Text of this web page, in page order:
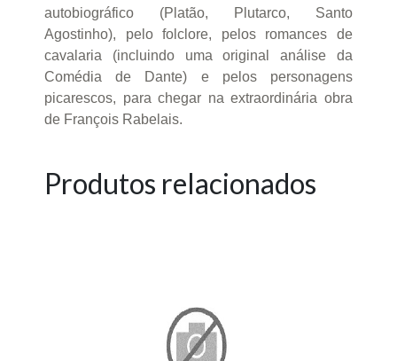
autobiográfico (Platão, Plutarco, Santo
Agostinho), pelo folclore, pelos romances de
cavalaria (incluindo uma original análise da
Comédia de Dante) e pelos personagens
picarescos, para chegar na extraordinária obra
de François Rabelais.
Produtos relacionados